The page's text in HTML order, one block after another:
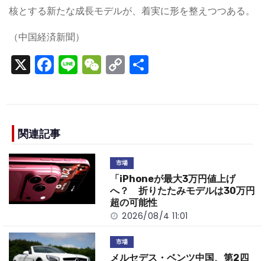
核とする新たな成長モデルが、着実に形を整えつつある。
（中国経済新聞）
X F
a
e
b
o
o
k
Li
n
W
e
C
o
n
k
関連記事
市場
「iPhoneが最大3万円値上げ
へ？ 折りたたみモデルは30万円
超の可能性
2026/08/4 11:01
市場
メルセデス・ベンツ中国、第2四